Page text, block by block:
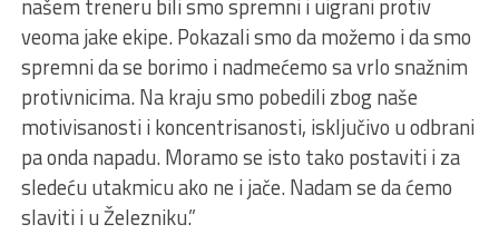
našem treneru bili smo spremni i uigrani protiv
veoma jake ekipe. Pokazali smo da možemo i da smo
spremni da se borimo i nadmećemo sa vrlo snažnim
protivnicima. Na kraju smo pobedili zbog naše
motivisanosti i koncentrisanosti, isključivo u odbrani
pa onda napadu. Moramo se isto tako postaviti i za
sledeću utakmicu ako ne i jače. Nadam se da ćemo
slaviti i u Železniku.”